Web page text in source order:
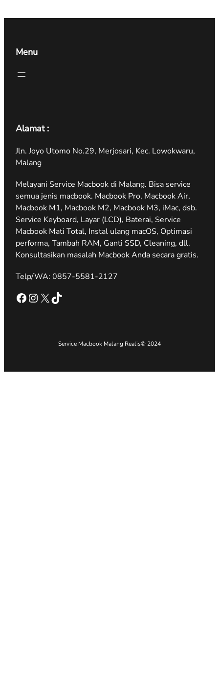
Menu
Alamat :
Jln. Joyo Utomo No.29, Merjosari, Kec. Lowokwaru,
Malang
Melayani Service Macbook di Malang. Bisa service
semua jenis macbook. Macbook Pro, Macbook Air,
Macbook M1, Macbook M2, Macbook M3, iMac, dsb.
Service Keyboard, Layar (LCD), Baterai, Service
Macbook Mati Total, Instal ulang macOS, Optimasi
performa, Tambah RAM, Ganti SSD, Cleaning, dll.
Konsultasikan masalah Macbook Anda secara gratis.
Telp/WA: 0857-5581-2127
Facebook Instagram X TikTok
Service Macbook Malang Realis© 2024